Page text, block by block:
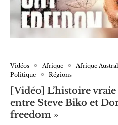
Vidéos Afrique Afrique
Politique
Régions
[Vidéo] L’histoire
entre Steve Biko et
freedom »